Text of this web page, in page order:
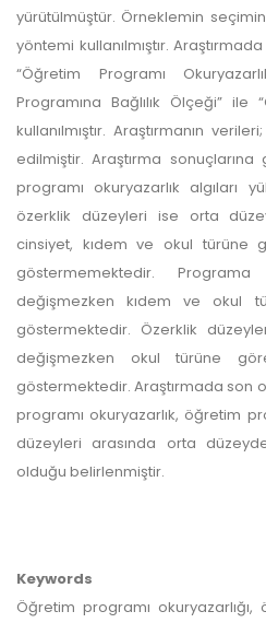
yürütülmüştür. Örneklemin
yöntemi kullanılmıştır.
“Öğretim Programı
Programına Bağlılık Ölçeği” ile
kullanılmıştır. Araştırmanın
edilmiştir. Araştırma
programı okuryazarlık algıları
özerklik düzeyleri ise orta
cinsiyet, kıdem ve okul türüne
göstermemektedir.
değişmezken kıdem ve okul
göstermektedir. Özerklik
değişmezken okul türüne
göstermektedir. Araştırmada son
programı okuryazarlık, öğretim
düzeyleri arasında orta
olduğu belirlenmiştir.
Keywords
Öğretim programı okuryazarlığı,